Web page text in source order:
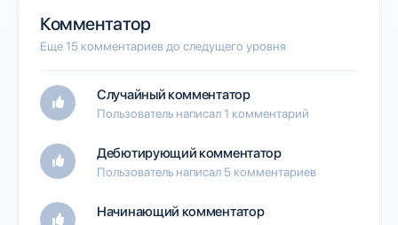
Комментатор
Еще 15 комментариев до следущего уровня
Случайный комментатор
Пользователь написал 1 комментарий
Дебютирующий комментатор
Пользователь написал 5 комментариев
Начинающий комментатор